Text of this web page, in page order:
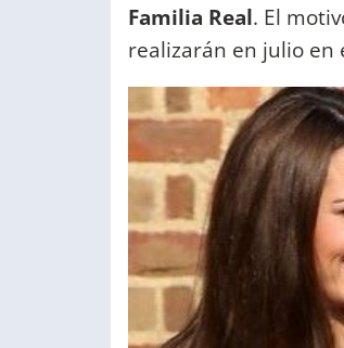
Familia Real. El
realizarán en julio en